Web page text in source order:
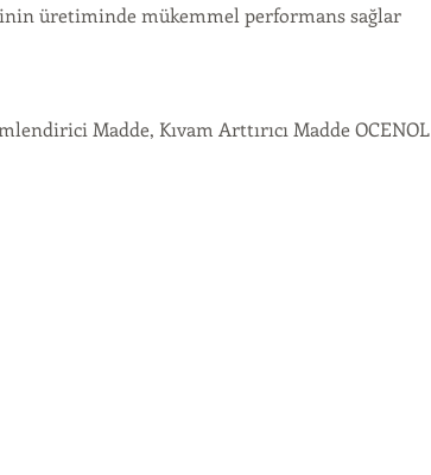
üretiminde mükemmel performans sağlar
Madde, Kıvam Arttırıcı Madde OCENOL